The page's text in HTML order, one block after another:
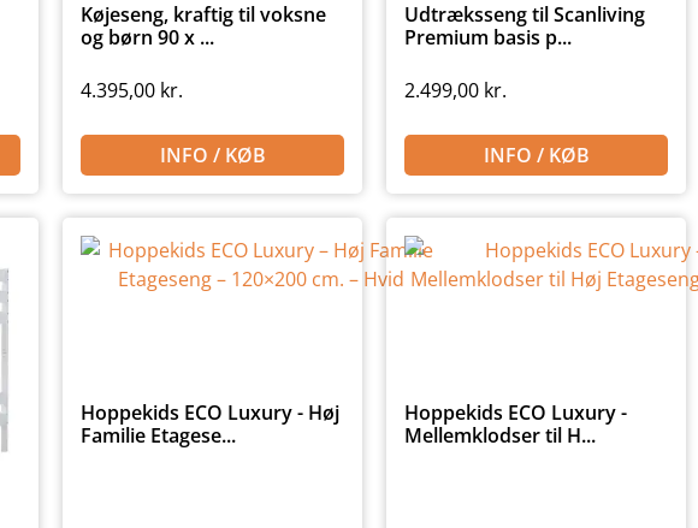
Køjeseng, kraftig til voksne
og børn 90 x ...
4.395,00 kr.
INFO / KØB
Udtræksseng til Scanliving
Premium basis p...
2.499,00 kr.
INFO / KØB
Hoppekids ECO Luxury - Høj
Familie Etagese...
Hoppekids ECO Luxury -
Mellemklodser til H...